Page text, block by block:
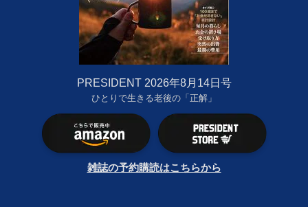
PRESIDENT 2026年8月14日号
ひとりで生きる老後の「正解」
雑誌の予約購読はこちらから